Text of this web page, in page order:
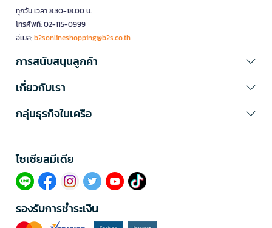
ทุกวัน เวลา 8.30-18.00 น.
โทรศัพท์: 02-115-0999
อีเมล:b2sonlineshopping@b2s.co.th
การสนับสนุนลูกค้า
เกี่ยวกับเรา
กลุ่มธุรกิจในเครือ
โซเซียลมีเดีย​
รองรับการชำระเงิน